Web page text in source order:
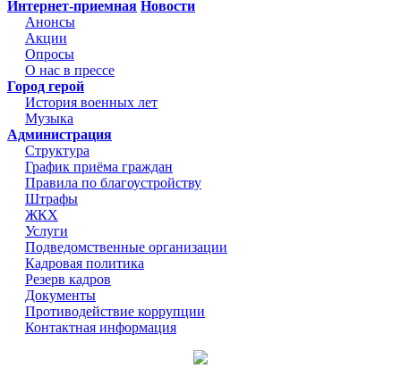
Интернет-приемная Новости
Анонсы
Акции
Опросы
О нас в прессе
Город герой
История военных лет
Музыка
Администрация
Структура
График приёма граждан
Правила по благоустройству
Штрафы
ЖКХ
Услуги
Подведомственные организации
Кадровая политика
Резерв кадров
Документы
Противодействие коррупции
Контактная информация